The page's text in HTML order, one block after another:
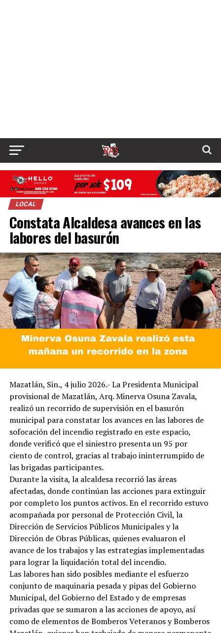
LOCAL
Constata Alcaldesa avances en las
labores del basurón
Mazatlán, Sin., 4 julio 2026.- La Presidenta Municipal
provisional de Mazatlán, Arq. Minerva Osuna Zavala,
realizó un recorrido de supervisión en el basurón
municipal para constatar los avances en las labores de
sofocación del incendio registrado en este espacio,
donde verificó que el siniestro presenta un 95 por
ciento de control, gracias al trabajo ininterrumpido de
las brigadas participantes.
Durante la visita, la alcaldesa recorrió las áreas
afectadas, donde continúan las acciones para extinguir
por completo los puntos activos. En el recorrido estuvo
acompañada por personal de Protección Civil, la
Dirección de Servicios Públicos Municipales y la
Dirección de Obras Públicas, quienes evaluaron el
avance de los trabajos y las estrategias implementadas
para lograr la liquidación total del incendio.
Las labores han sido posibles mediante el esfuerzo
conjunto de maquinaria pesada y pipas del Gobierno
Municipal, del Gobierno del Estado y de empresas
privadas que se sumaron a las acciones de apoyo, así
como de elementos de Bomberos Veteranos y Bomberos